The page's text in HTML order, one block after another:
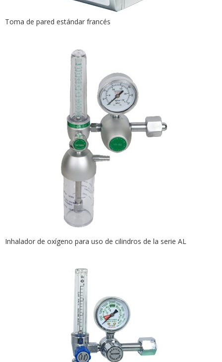
Toma de pared estándar francés
Inhalador de oxígeno para uso de cilindros de la serie AL